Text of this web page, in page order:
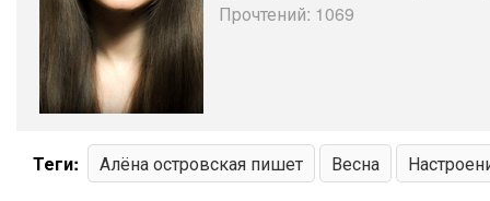
Прочтений: 1069
Теги: Алёна островская пишет Весна